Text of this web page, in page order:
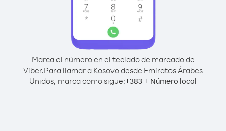
Marca el número en el teclado de marcado de
Viber.Para llamar a Kosovo desde Emiratos Árabes
Unidos, marca como sigue:+383 + Número local